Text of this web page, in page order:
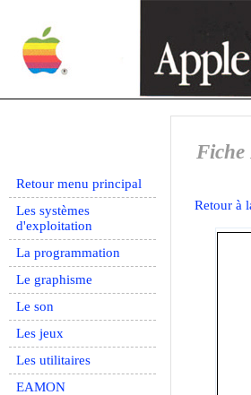
Retour menu principal
Les systèmes
d'exploitation
La programmation
Le graphisme
Le son
Les jeux
Les utilitaires
EAMON
Fiche
Retour à